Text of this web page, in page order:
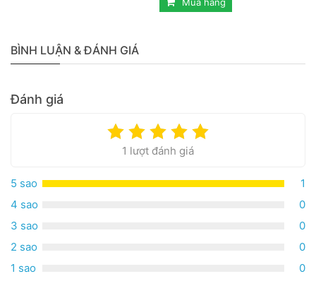
BÌNH LUẬN & ĐÁNH GIÁ
Đánh giá
1 lượt đánh giá
5 sao
1
4 sao
0
3 sao
0
2 sao
0
1 sao
0